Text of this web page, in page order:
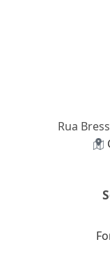
Rua